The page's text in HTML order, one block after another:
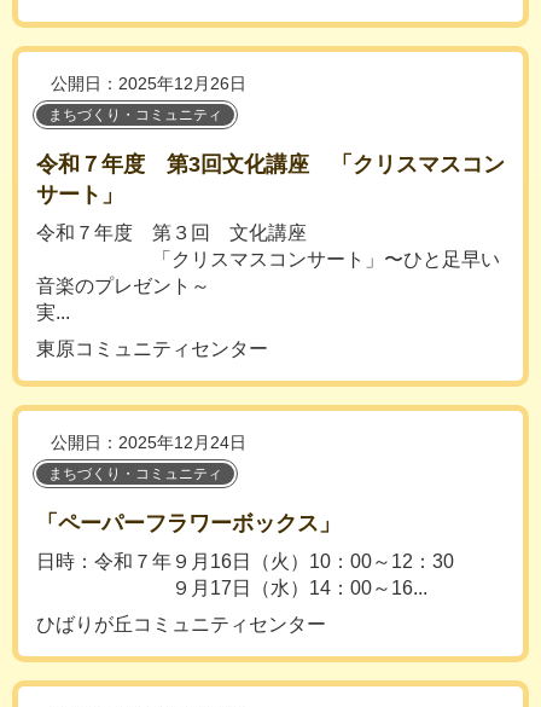
公開日：2025年12月26日
まちづくり・コミュニティ
令和７年度 第3回文化講座 「クリスマスコン
サート」
令和７年度 第３回 文化講座
「クリスマスコンサート」〜ひと足早い
音楽のプレゼント～
実...
東原コミュニティセンター
公開日：2025年12月24日
まちづくり・コミュニティ
「ペーパーフラワーボックス」
日時：令和７年９月16日（火）10：00～12：30
９月17日（水）14：00～16...
ひばりが丘コミュニティセンター